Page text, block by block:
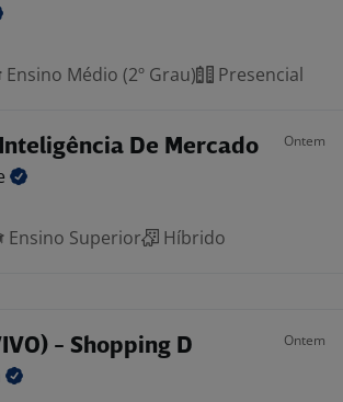
Ensino Médio (2º Grau) Presencial
De Mercado Ontem
Ensino Superior Híbrido
- Shopping D Ontem